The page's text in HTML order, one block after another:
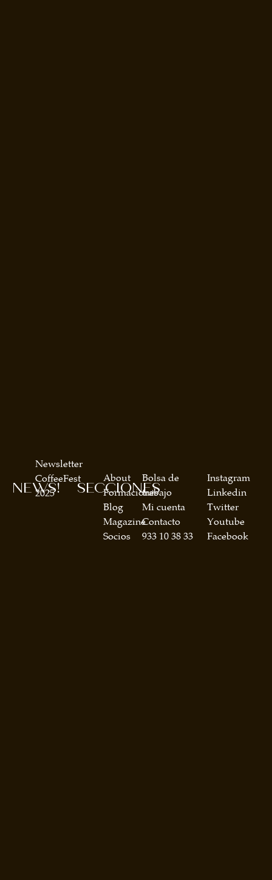
SECCIONES
About
Formaciones
Blog
Magazine
Socios
Bolsa de
trabajo
Mi cuenta
Contacto
933 10 38 33
NEWS!
Newsletter
CoffeeFest
2025
Instagram
Linkedin
Twitter
Youtube
Facebook